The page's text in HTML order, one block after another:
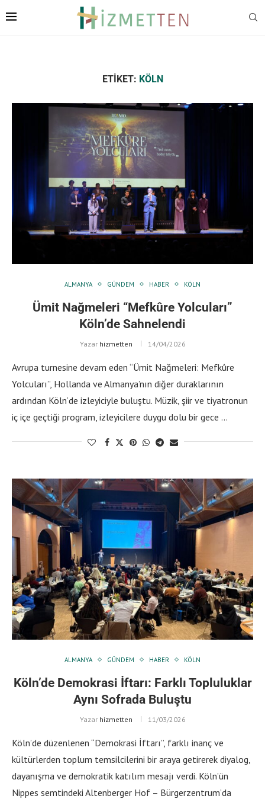
ETIKET: KÖLN
ALMANYA GÜNDEM HABER KÖLN
Ümit Nağmeleri “Mefkûre Yolcuları”
Köln’de Sahnelendi
Yazar hizmetten 14/04/2026
Avrupa turnesine devam eden “Ümit Nağmeleri: Mefkûre
Yolcuları”, Hollanda ve Almanya’nın diğer duraklarının
ardından Köln’de izleyiciyle buluştu. Müzik, şiir ve tiyatronun
iç içe geçtiği program, izleyicilere duygu dolu bir gece …
ALMANYA GÜNDEM HABER KÖLN
Köln’de Demokrasi İftarı: Farklı Topluluklar
Aynı Sofrada Buluştu
Yazar hizmetten 11/03/2026
Köln’de düzenlenen “Demokrasi İftarı”, farklı inanç ve
kültürlerden toplum temsilcilerini bir araya getirerek diyalog,
dayanışma ve demokratik katılım mesajı verdi. Köln’ün
Nippes semtindeki Altenberger Hof – Bürgerzentrum’da